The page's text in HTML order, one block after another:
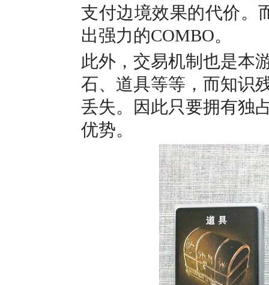
支付边境效果的代价。
出强力的COMBO。
此外，交易机制也是本
石、道具等等，而知识
丢失。因此只要拥有独
优势。